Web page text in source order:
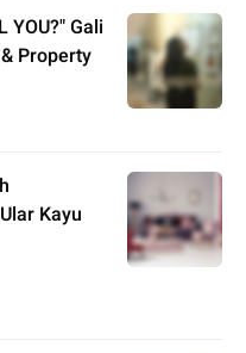
YOU?" Gali
Property
Kayu